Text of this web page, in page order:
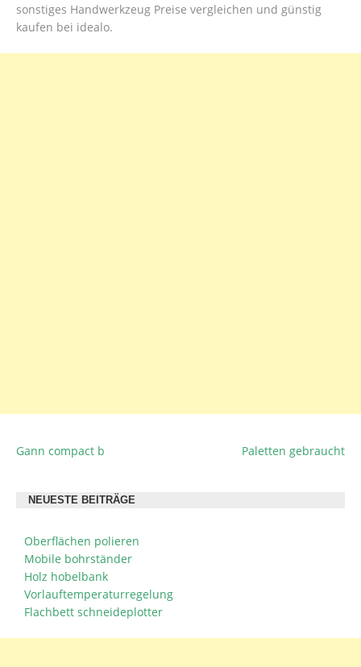
sonstiges Handwerkzeug Preise vergleichen und günstig
kaufen bei idealo.
BEITRAGSNAVIGATION
Gann compact b Paletten gebraucht
NEUESTE BEITRÄGE
Oberflächen polieren
Mobile bohrständer
Holz hobelbank
Vorlauftemperaturregelung
Flachbett schneideplotter